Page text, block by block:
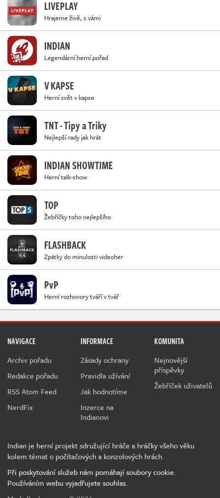
LIVEPLAY
Hrajeme živě, s vámi
INDIAN
Legendární herní pořad
V KAPSE
Herní svět v kapse
TNT - Tipy a Triky
Nejlepší rady jak hrát
INDIAN SHOWTIME
Herní talk-show
TOP
Žebříčky toho nejlepšího
FLASHBACK
Zpátky do minulosti videoher
PvP
Herní rozhovory tváří v tvář
NAVIGACE
Archiv pořadu
Redakce pořadu
RSS Atom Feed
NerdFix
INFORMACE
Zásady ochrany
Pravidla užívání
Jak hodnotíme
Inzerce na
Indianovi
KOMUNITA
Nejnovější
příspěvky
Žebříček uživatelů
Indian je herní projekt sdružující hráče a hráčky všeho věku
kolem témat o počítačových a konzolových hrách.
Při poskytování služeb nám pomáhají soubory cookie.
Používáním webu vyjadřujete souhlas.